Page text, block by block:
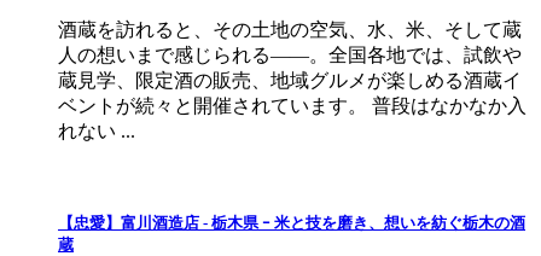
酒蔵を訪れると、その土地の空気、水、米、そして蔵
人の想いまで感じられる——。全国各地では、試飲や
蔵見学、限定酒の販売、地域グルメが楽しめる酒蔵イ
ベントが続々と開催されています。 普段はなかなか入
れない ...
【忠愛】富川酒造店 ‐ 栃木県 ｰ 米と技を磨き、想いを紡ぐ栃木の酒
蔵